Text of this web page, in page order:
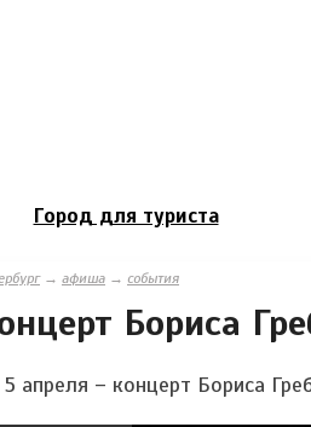
Город для туриста
→ афиша → события
Бориса
5 апреля – концерт Бориса